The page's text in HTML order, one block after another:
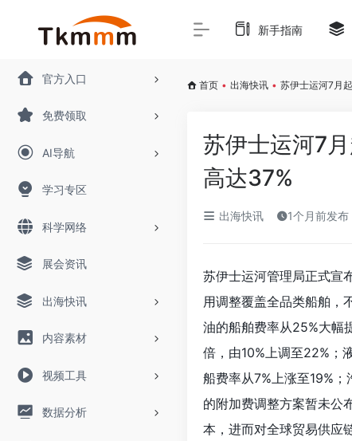
官方入口
免费领取
AI导航
学习专区
科学网络
展会资讯
出海快讯
内容素材
视频工具
数据分析
新手指南
首页 • 出海快讯 • 苏伊士运河7月
苏伊士运河7
高达37%
出海快讯 1个月前发布
苏伊士运河管理局正式宣
用调整覆盖全品类船舶，
油的船舶费率从25%大幅
倍，由10%上调至22%；
船费率从7%上涨至19%
的附加费调整方案暂未公
本，进而对全球贸易供应